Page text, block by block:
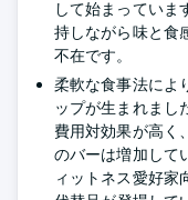
して始まっていま
持しながら味と食
不在です。
柔軟な食事法によ
ップが生まれまし
費用対効果が高く
のバーは増加して
ィットネス愛好家